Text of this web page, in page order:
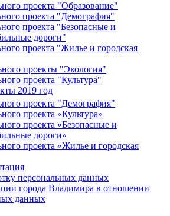
проекта "Образование"
проекта "Демография"
проекта "Безопасные и
дороги"
проекта "Жилье и городская
проекты "Экология"
проекта "Культура"
2019 год
проекта "Демография"
проекта «Культура»
проекта «Безопасные и
дороги»
проекта «Жилье и городская
персональных данных
города Владимира в отношении
данных